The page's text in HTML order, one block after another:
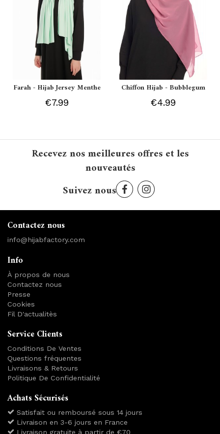
Farah - Hijab Jersey Menthe
€7.99
Chiffon Hijab - Bubblegum
€4.99
Recevez nos meilleures offres et les
nouveautés
Suivez nous
Contactez nous
info@hijabfactory.com
Info
À propos de nous
Contactez nous
Presse
Cookies
Fil D'actualitès
Service Clients
Conditions De Ventes
Questions fréquentes
Livraisons & Retours
Politique De Confidentialité
Achats Sécurisés
Satisfait ou remboursé sous 14 jours
Livraison en 3-6 jours en France
Livraison gratuite à partir de €70